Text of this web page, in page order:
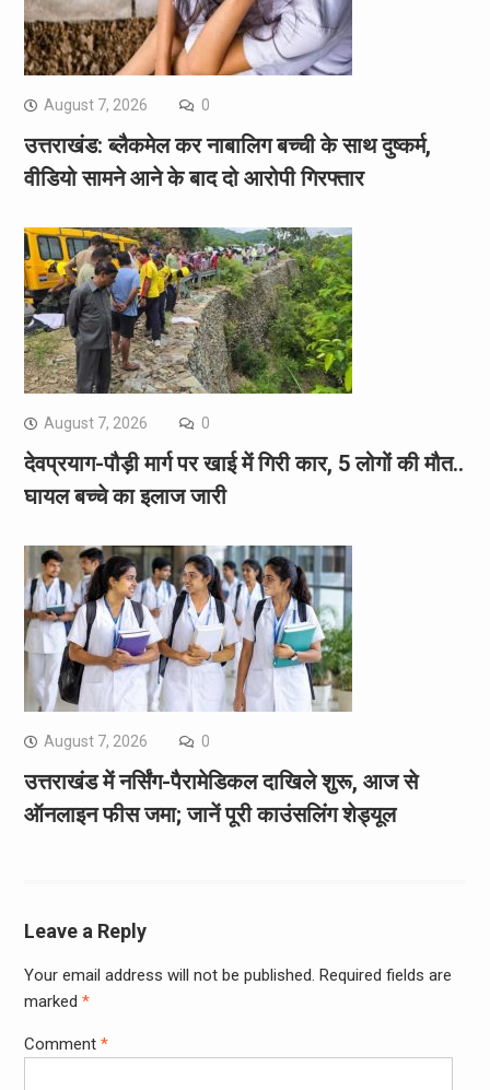
August 7, 2026 0
उत्तराखंड: ब्लैकमेल कर नाबालिग बच्ची के साथ दुष्कर्म,
वीडियो सामने आने के बाद दो आरोपी गिरफ्तार
August 7, 2026 0
देवप्रयाग-पौड़ी मार्ग पर खाई में गिरी कार, 5 लोगों की मौत..
घायल बच्चे का इलाज जारी
August 7, 2026 0
उत्तराखंड में नर्सिंग-पैरामेडिकल दाखिले शुरू, आज से
ऑनलाइन फीस जमा; जानें पूरी काउंसलिंग शेड्यूल
Leave a Reply
Your email address will not be published. Required fields are
marked *
Comment *